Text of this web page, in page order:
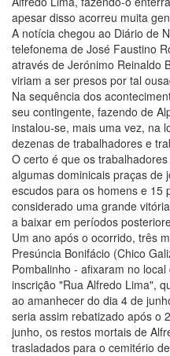
apesar disso acorreu muita
A notícia chegou ao Diário de
telefonema de José Faustino
através de Jerónimo Reinaldo
viriam a ser presos por tal
Na sequência dos
seu contingente, fazendo de
instalou-se, mais uma vez, na
dezenas de trabalhadores e
O certo é que os
algumas dominicais praças de
escudos para os homens e 15
considerado uma grande
a baixar em períodos
Um ano após o ocorrido, três
Presúncia Bonifácio (Chico
Pombalinho - afixaram no
inscrição "Rua Alfredo Lima",
ao amanhecer do dia 4 de
seria assim rebatizado após o
junho, os restos mortais de
trasladados para o cemitério